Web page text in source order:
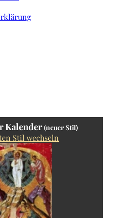
Kalender(neuer Stil)
Stil wechseln